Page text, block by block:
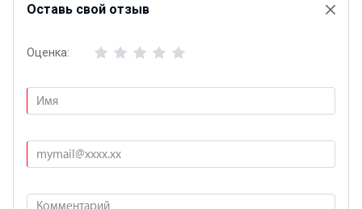
Оставь свой отзыв
Оценка: